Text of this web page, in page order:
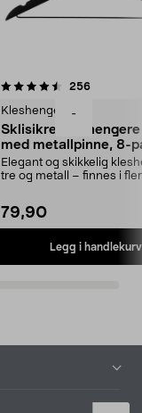
-
256
Kleshengere
Sklisikre
med metallpinne, 8-
Elegant og skikkelig
tre og metall – finnes i
79,90
Legg i handlekurv
4.5av 5 stjerner